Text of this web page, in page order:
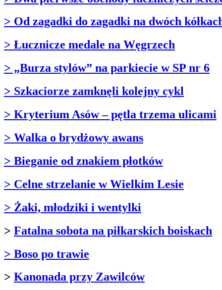
> Od zagadki do zagadki na dwóch
> Łucznicze medale na Węgrzech
> „Burza stylów” na parkiecie w SP nr 6
> Szkaciorze zamknęli kolejny cykl
> Kryterium Asów – pętla trzema ulicami
> Walka o brydżowy awans
> Bieganie od znakiem płotków
> Celne strzelanie w Wielkim Lesie
> Żaki, młodziki i wentylki
> Fatalna sobota na piłkarskich boiskach
> Boso po trawie
> Kanonada przy Zawilców